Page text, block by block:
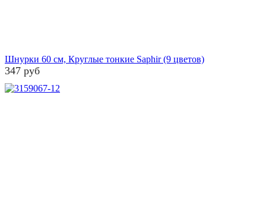
Шнурки 60 см, Круглые тонкие Saphir (9 цветов)
347 руб